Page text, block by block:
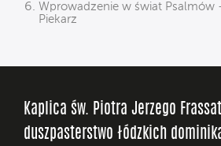
Wprowadzenie w świat Psalmów
Piekarz
Kaplica św. Piotra Jerzego
duszpasterstwo łódzkich